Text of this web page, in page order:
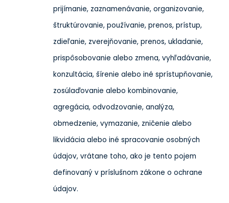
prijímanie, zaznamenávanie, organizovanie,
štruktúrovanie, používanie, prenos, prístup,
zdieľanie, zverejňovanie, prenos, ukladanie,
prispôsobovanie alebo zmena, vyhľadávanie,
konzultácia, šírenie alebo iné sprístupňovanie,
zosúlaďovanie alebo kombinovanie,
agregácia, odvodzovanie, analýza,
obmedzenie, vymazanie, zničenie alebo
likvidácia alebo iné spracovanie osobných
údajov, vrátane toho, ako je tento pojem
definovaný v príslušnom zákone o ochrane
údajov.